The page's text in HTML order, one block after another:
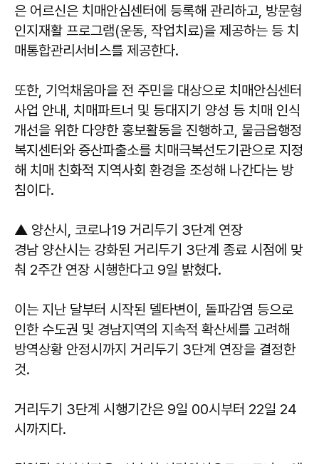
은 어르신은 치매안심센터에 등록해 관리하고, 방문형
인지재활 프로그램(운동, 작업치료)을 제공하는 등 치
매통합관리서비스를 제공한다.
또한, 기억채움마을 전 주민을 대상으로 치매안심센터
사업 안내, 치매파트너 및 등대지기 양성 등 치매 인식
개선을 위한 다양한 홍보활동을 진행하고, 물금읍행정
복지센터와 증산파출소를 치매극복선도기관으로 지정
해 치매 친화적 지역사회 환경을 조성해 나간다는 방
침이다.
▲ 양산시, 코로나19 거리두기 3단계 연장
경남 양산시는 강화된 거리두기 3단계 종료 시점에 맞
춰 2주간 연장 시행한다고 9일 밝혔다.
이는 지난 달부터 시작된 델타변이, 돌파감염 등으로
인한 수도권 및 경남지역의 지속적 확산세를 고려해
방역상황 안정시까지 거리두기 3단계 연장을 결정한
것.
거리두기 3단계 시행기간은 9일 00시부터 22일 24
시까지다.